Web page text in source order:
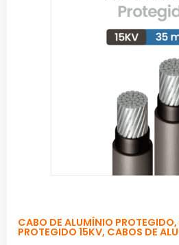
CABO DE ALUMÍNIO PROTEGIDO,
PROTEGIDO 15KV, CABOS DE